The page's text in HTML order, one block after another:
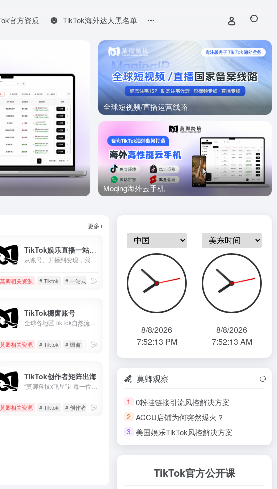
官方资质 TikTok海外达人黑名单
TikTok内
全球短视频/直播运营线路
Moqing海外云手机
更多+
TikTok娱乐直播一站式解决
莫卿相关资源 # Tiktok # 一站式解决 # 娱乐直播
TikTok橱窗账号
莫卿相关资源 # Tiktok # 橱窗 # 橱窗账号
TikTok创作者矩阵出海
莫卿相关资源 # Tiktok # 创作者出海 # 创作者服务平台
8/8/2026
7:52:15 PM
8/8/2026
7:52:15 AM
莫卿观察
1 0粉挂链接引流风控解决方案
2 ACCU店铺为何突然爆火？
3 美国娱乐TikTok风控解决方案
TikTok官方公开课